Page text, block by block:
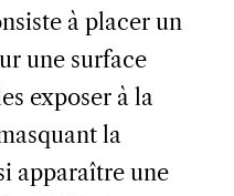
à placer un
une surface
exposer à la
la
apparaître une